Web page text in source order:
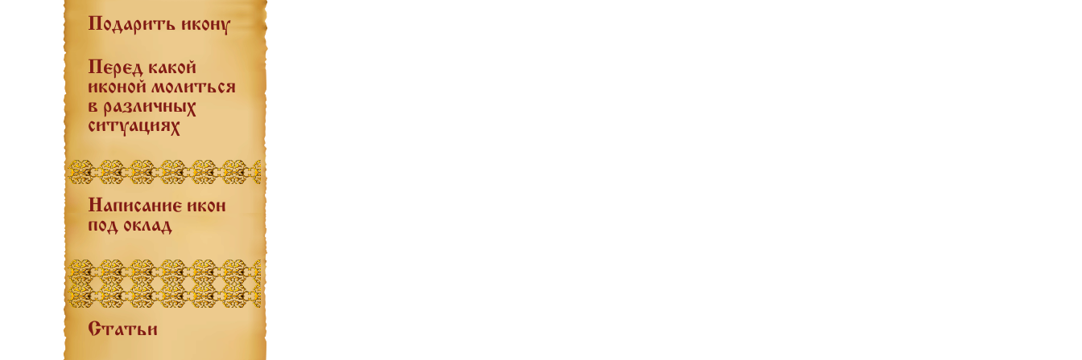
Подарить икону
Перед какой
иконой молиться
в различных
ситуациях
Написание икон
под оклад
Статьи